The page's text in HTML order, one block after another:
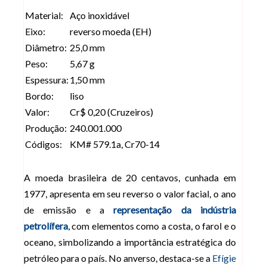
Material:
Eixo:
Diâmetro:
Peso:
Espessura:
Bordo:
Valor:
Produção:
Códigos:
Aço inoxidável
reverso moeda (EH)
25,0 mm
5,67 g
1,50 mm
liso
Cr$ 0,20 (Cruzeiros)
240.001.000
KM# 579.1a, Cr70-14
A moeda brasileira de 20 centavos, cunhada em
1977, apresenta em seu reverso o valor facial, o ano
de emissão e arepresentação da indústria
petrolífera, com elementos como a costa, o farol e o
oceano, simbolizando a importância estratégica do
petróleo para o país. No anverso, destaca-se a Efígie